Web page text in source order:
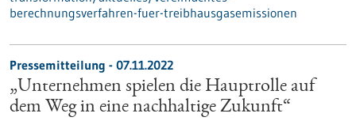
berechnungsverfahren-fuer-treibhausgasemissionen
Pressemitteilung - 07.11.2022
„Unternehmen spielen die Hauptrolle auf
dem Weg in eine nachhaltige Zukunft“